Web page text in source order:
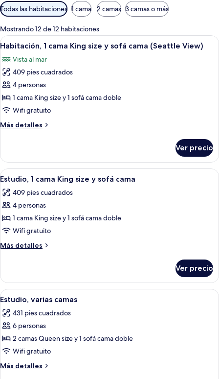
Filtros
disponibles
para
las
habitaciones
Todas las habitaciones 1 cama 2 camas 3 camas o más
Mostrando 12 de 12 habitaciones
Abrir
todas
las
fotos
de
Habitación,
1
King
sofá
cama
(Seattle
View)
Habitación de hotel con una cama
10
Habitación, 1 cama King size y sofá cama (Seattle View)
Vista al mar
409 pies cuadrados
4 personas
1 cama King size y 1 sofá cama doble
Wifi gratuito
Más detalles
Más
1
cama
King
y
sofá
(Seattle
View)
Ver precio
Abrir
todas
las
fotos
de
Estudio,
1
cama
size
sofá
cama
Caja de seguridad en la habitación y
10
Estudio, 1 cama King size y sofá cama
409 pies cuadrados
4 personas
1 cama King size y 1 sofá cama doble
Wifi gratuito
Más detalles
Más
1
cama
King
y
sofá
Ver precio
Abrir
todas
las
fotos
de
Estudio,
varias
camas
Caja de seguridad en la habitación y
8
Estudio, varias camas
431 pies cuadrados
6 personas
2 camas Queen size y 1 sofá cama doble
Wifi gratuito
Más detalles
Más